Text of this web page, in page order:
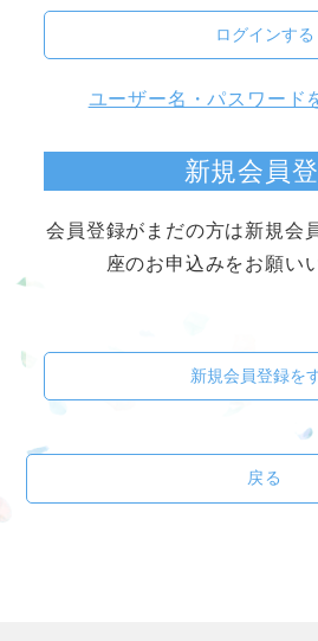
ログインする
ユーザー名・パスワード
新規会員
会員登録がまだの方は新規会
座のお申込みをお願い
新規会員登録を
戻る